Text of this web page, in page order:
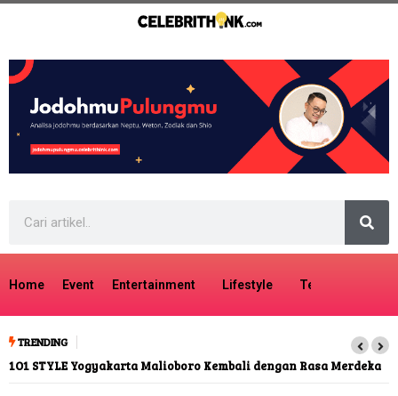
Home Event Entertainment Lifestyle Tech
TRENDING
1O1 STYLE Yogyakarta Malioboro Kembali dengan Rasa Merdeka